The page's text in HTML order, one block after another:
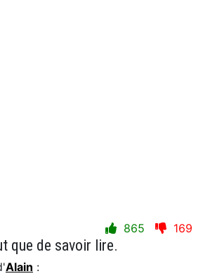
865 169
que de savoir lire.
Alain :